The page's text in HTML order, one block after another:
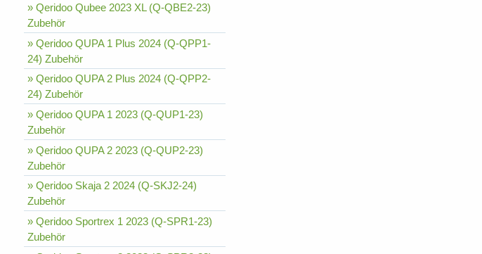
» Qeridoo Qubee 2023 XL (Q-QBE2-23)
Zubehör
» Qeridoo QUPA 1 Plus 2024 (Q-QPP1-
24) Zubehör
» Qeridoo QUPA 2 Plus 2024 (Q-QPP2-
24) Zubehör
» Qeridoo QUPA 1 2023 (Q-QUP1-23)
Zubehör
» Qeridoo QUPA 2 2023 (Q-QUP2-23)
Zubehör
» Qeridoo Skaja 2 2024 (Q-SKJ2-24)
Zubehör
» Qeridoo Sportrex 1 2023 (Q-SPR1-23)
Zubehör